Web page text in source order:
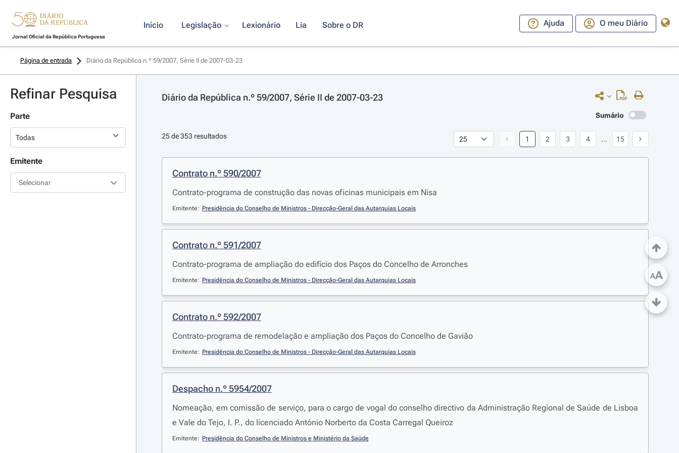
Jornal Oficial da República Portuguesa
Início Legislação Lexionário Lia Sobre o DR Ajuda O meu Diário
Página de entrada Diário da República n.º 59/2007, Série II de 2007-03-23
Refinar Pesquisa
Parte
Emitente
Selecionar
Diário da República n.º 59/2007, Série II de 2007-03-23
Sumário
25 de 353 resultados 1 2 3 4 ... 15
Contrato n.º 590/2007
Contrato-programa de construção das novas oficinas municipais em Nisa
Emitente: Presidência do Conselho de Ministros - Direcção-Geral das Autarquias Locais
Contrato n.º 591/2007
Contrato-programa de ampliação do edifício dos Paços do Concelho de Arronches
Emitente: Presidência do Conselho de Ministros - Direcção-Geral das Autarquias Locais
Contrato n.º 592/2007
Contrato-programa de remodelação e ampliação dos Paços do Concelho de Gavião
Emitente: Presidência do Conselho de Ministros - Direcção-Geral das Autarquias Locais
Despacho n.º 5954/2007
Nomeação, em comissão de serviço, para o cargo de vogal do conselho directivo da Administração Regional de Saúde de Lisboa
e Vale do Tejo, I. P., do licenciado António Norberto da Costa Carregal Queiroz
Emitente: Presidência do Conselho de Ministros e Ministério da Saúde
AA